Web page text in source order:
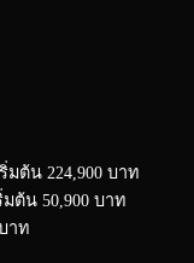
มต้น 224,900 บาท
มต้น 50,900 บาท
าท